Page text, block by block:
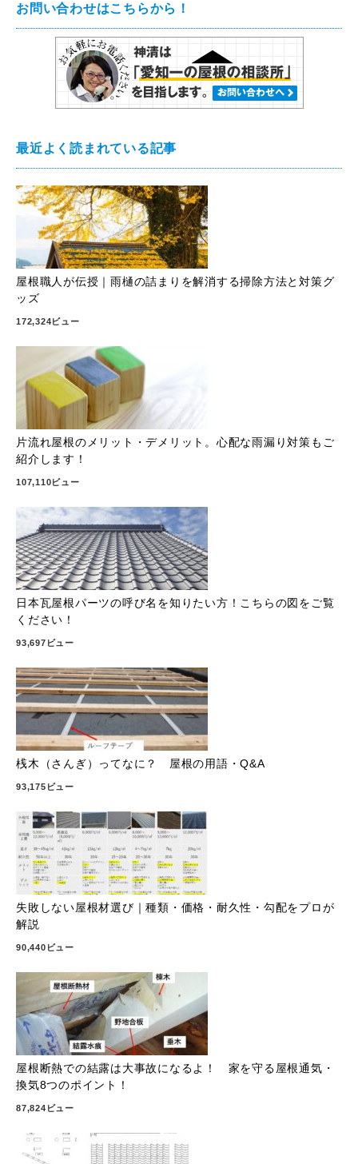
お問い合わせはこちらから！
最近よく読まれている記事
屋根職人が伝授｜雨樋の詰まりを解消する掃除方法と対策グ
ッズ
172,324ビュー
片流れ屋根のメリット・デメリット。心配な雨漏り対策もご
紹介します！
107,110ビュー
日本瓦屋根パーツの呼び名を知りたい方！こちらの図をご覧
ください！
93,697ビュー
桟木（さんぎ）ってなに？ 屋根の用語・Q&A
93,175ビュー
失敗しない屋根材選び｜種類・価格・耐久性・勾配をプロが
解説
90,440ビュー
屋根断熱での結露は大事故になるよ！ 家を守る屋根通気・
換気8つのポイント！
87,824ビュー